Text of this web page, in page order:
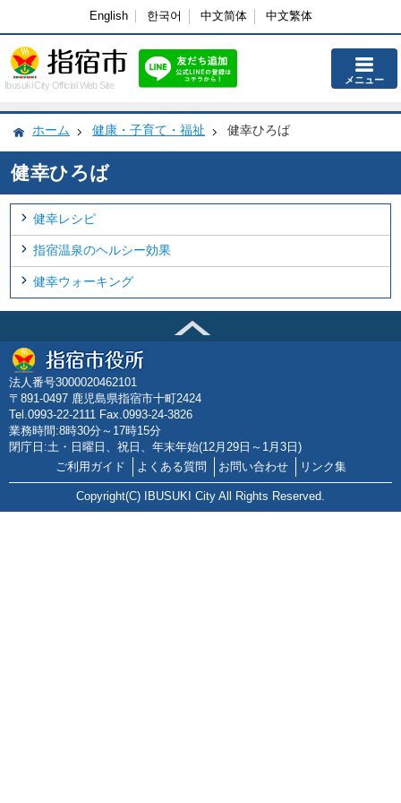
English 한국어 中文简体 中文繁体
Ibusuki City Official Web Site メニュー
ホーム 健康・子育て・福祉 健幸ひろば
健幸ひろば
健幸レシピ
指宿温泉のヘルシー効果
健幸ウォーキング
法人番号3000020462101
〒891-0497 鹿児島県指宿市十町2424
Tel.0993-22-2111 Fax.0993-24-3826
業務時間:8時30分～17時15分
閉庁日:土・日曜日、祝日、年末年始(12月29日～1月3日)
ご利用ガイド
よくある質問 お問い合わせ リンク集
Copyright(C) IBUSUKI City All Rights Reserved.